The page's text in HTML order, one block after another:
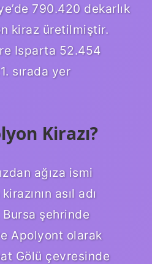
790.420 dekarlık
kiraz üretilmiştir.
Isparta 52.454
sırada yer
Kirazı?
ağıza ismi
asıl adı
Bursa şehrinde
Apolyont olarak
Gölü çevresinde